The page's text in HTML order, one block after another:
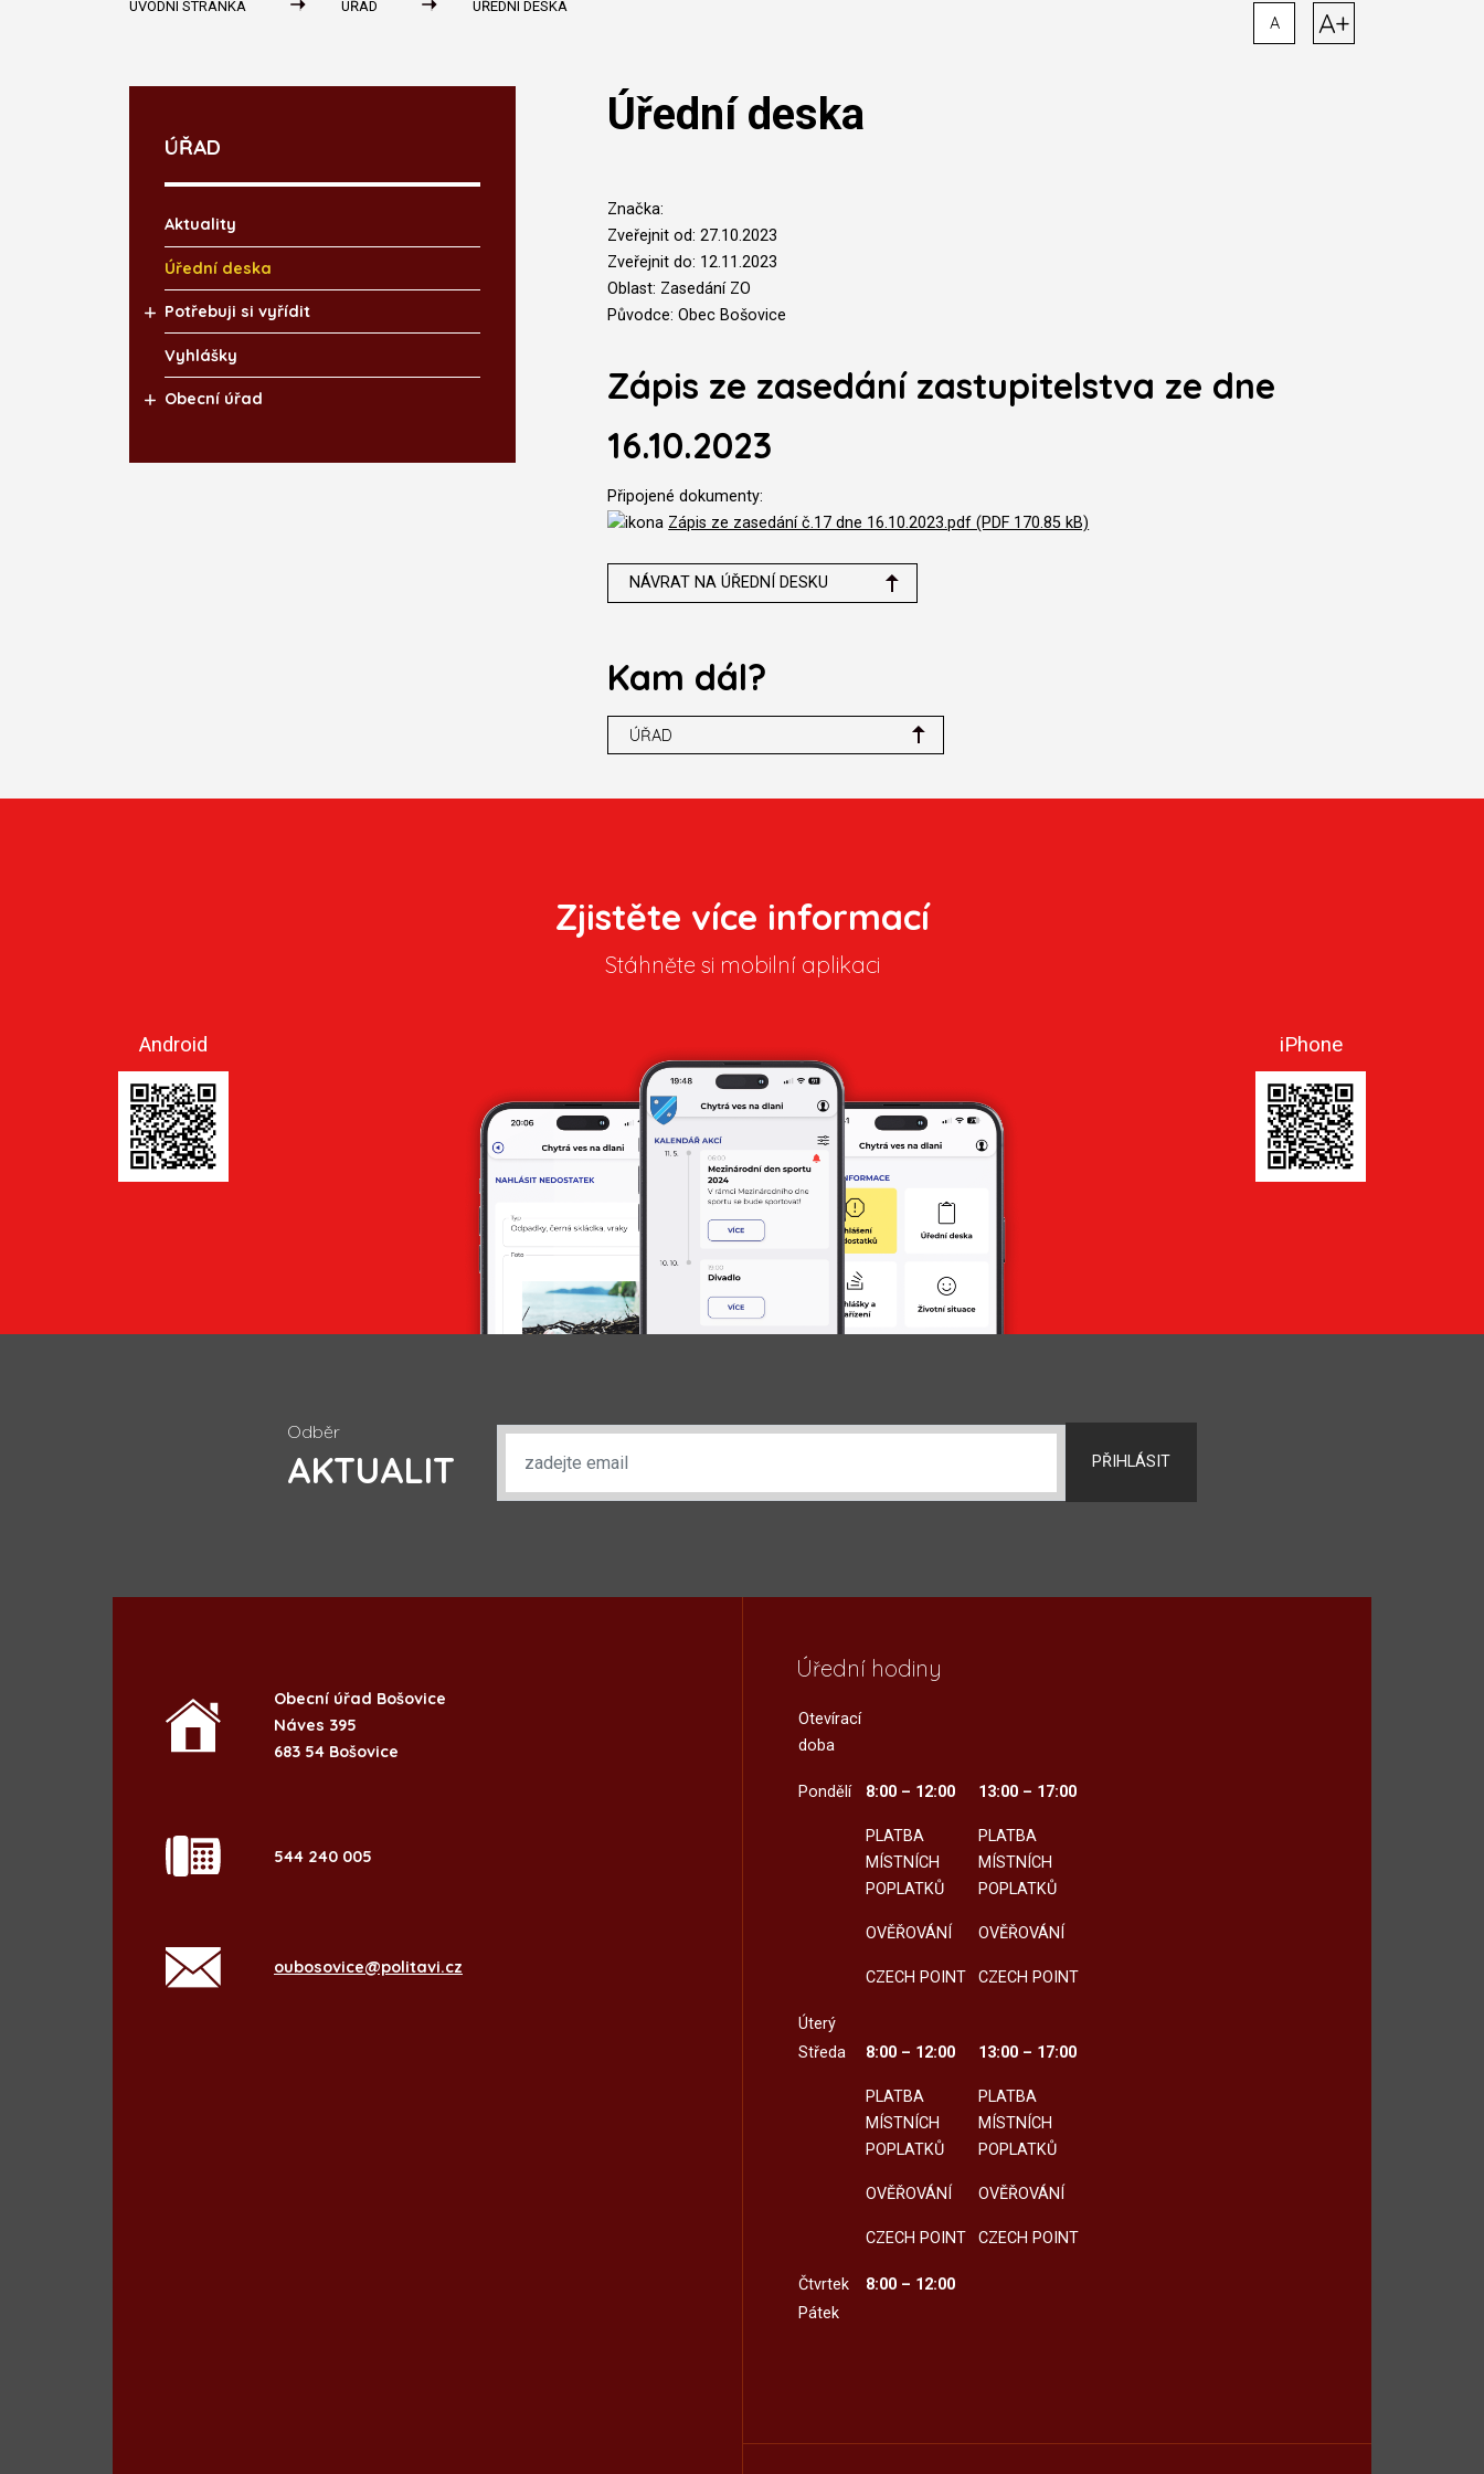
ÚVODNÍ STRÁNKA ÚŘAD ÚŘEDNÍ DESKA
A A+
Úřední deska
Značka:
Zveřejnit od: 27.10.2023
Zveřejnit do: 12.11.2023
Oblast: Zasedání ZO
Původce: Obec Bošovice
Zápis ze zasedání zastupitelstva ze dne
16.10.2023
Připojené dokumenty:
Zápis ze zasedání č.17 dne 16.10.2023.pdf (PDF 170.85 kB)
NÁVRAT NA ÚŘEDNÍ DESKU
Kam dál?
ÚŘAD
ÚŘAD
Aktuality
Úřední deska
Potřebuji si vyřídit
Vyhlášky
Obecní úřad
Zjistěte více informací
Stáhněte si mobilní aplikaci
Android iPhone
Odběr
AKTUALIT PŘIHLÁSIT
Obecní úřad Bošovice
Náves 395
683 54 Bošovice
544 240 005
oubosovice@politavi.cz
Úřední hodiny
Otevírací
doba
Pondělí 8:00 – 12:00
PLATBA
MÍSTNÍCH
POPLATKŮ
OVĚŘOVÁNÍ
CZECH POINT
13:00 – 17:00
PLATBA
MÍSTNÍCH
POPLATKŮ
OVĚŘOVÁNÍ
CZECH POINT
Úterý
Středa
8:00 – 12:00
PLATBA
MÍSTNÍCH
POPLATKŮ
OVĚŘOVÁNÍ
CZECH POINT
13:00 – 17:00
PLATBA
MÍSTNÍCH
POPLATKŮ
OVĚŘOVÁNÍ
CZECH POINT
Čtvrtek
8:00 – 12:00
Pátek